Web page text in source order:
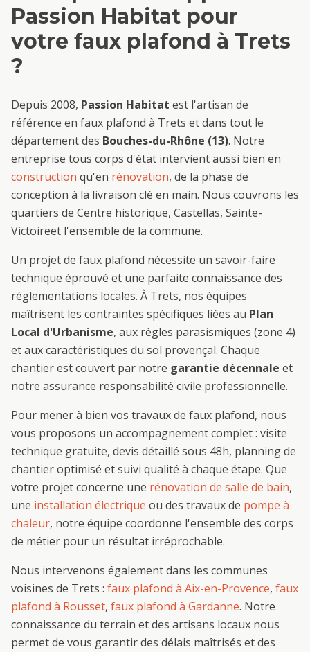
Passion Habitat pour
votre faux plafond à Trets
?
Depuis 2008, Passion Habitat est l'artisan de
référence en faux plafond à Trets et dans tout le
département des Bouches-du-Rhône (13). Notre
entreprise tous corps d'état intervient aussi bien en
construction qu'en rénovation, de la phase de
conception à la livraison clé en main. Nous couvrons les
quartiers de Centre historique, Castellas, Sainte-
Victoireet l'ensemble de la commune.
Un projet de faux plafond nécessite un savoir-faire
technique éprouvé et une parfaite connaissance des
réglementations locales. À Trets, nos équipes
maîtrisent les contraintes spécifiques liées au Plan
Local d'Urbanisme, aux règles parasismiques (zone 4)
et aux caractéristiques du sol provençal. Chaque
chantier est couvert par notre garantie décennale et
notre assurance responsabilité civile professionnelle.
Pour mener à bien vos travaux de faux plafond, nous
vous proposons un accompagnement complet : visite
technique gratuite, devis détaillé sous 48h, planning de
chantier optimisé et suivi qualité à chaque étape. Que
votre projet concerne une rénovation de salle de bain,
une installation électrique ou des travaux de pompe à
chaleur, notre équipe coordonne l'ensemble des corps
de métier pour un résultat irréprochable.
Nous intervenons également dans les communes
voisines de Trets : faux plafond à Aix-en-Provence, faux
plafond à Rousset, faux plafond à Gardanne. Notre
connaissance du terrain et des artisans locaux nous
permet de vous garantir des délais maîtrisés et des